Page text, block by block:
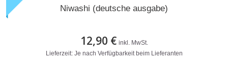
Niwashi (deutsche ausgabe)
12,90 € inkl. MwSt.
Lieferzeit: Je nach Verfügbarkeit beim Lieferanten